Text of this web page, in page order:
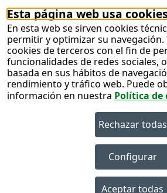
Esta página web usa cookies
En esta web se sirven cookies
permitir y optimizar su navegación.
cookies de terceros con el fin de
funcionalidades de redes sociales,
basada en sus hábitos de
rendimiento y tráfico web. Puede
información en nuestra Política de